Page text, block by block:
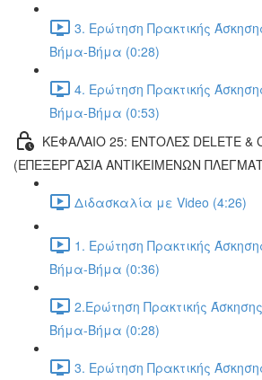
3. Ερώτηση Πρακτικής
Βήμα-Βήμα (0:28)
4. Ερώτηση Πρακτικής
Βήμα-Βήμα (0:53)
ΚΕΦΑΛΑΙΟ 25: ΕΝΤΟΛΕΣ DELETE &
(ΕΠΕΞΕΡΓΑΣΙΑ ΑΝΤΙΚΕΙΜΕΝΩΝ
Διδασκαλία με Video (4:26)
1. Ερώτηση Πρακτικής
Βήμα-Βήμα (0:36)
2.Ερώτηση Πρακτικής
Βήμα-Βήμα (0:28)
3. Ερώτηση Πρακτικής